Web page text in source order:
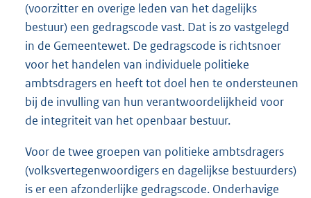
(voorzitter en overige leden van het dagelijks
bestuur) een gedragscode vast. Dat is zo vastgelegd
in de Gemeentewet. De gedragscode is richtsnoer
voor het handelen van individuele politieke
ambtsdragers en heeft tot doel hen te ondersteunen
bij de invulling van hun verantwoordelijkheid voor
de integriteit van het openbaar bestuur.
Voor de twee groepen van politieke ambtsdragers
(volksvertegenwoordigers en dagelijkse bestuurders)
is er een afzonderlijke gedragscode. Onderhavige